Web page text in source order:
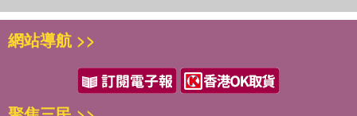
網站導航 >>